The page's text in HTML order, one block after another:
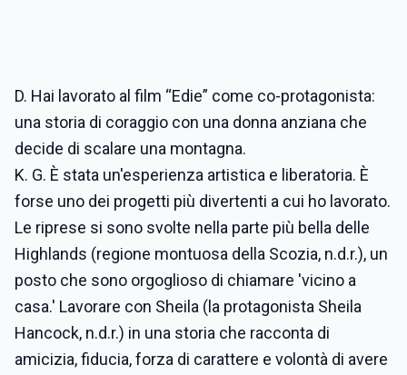
D. Hai lavorato al film “Edie” come co-protagonista:
una storia di coraggio con una donna anziana che
decide di scalare una montagna.
K. G. È stata un'esperienza artistica e liberatoria. È
forse uno dei progetti più divertenti a cui ho lavorato.
Le riprese si sono svolte nella parte più bella delle
Highlands (regione montuosa della Scozia, n.d.r.), un
posto che sono orgoglioso di chiamare 'vicino a
casa.' Lavorare con Sheila (la protagonista Sheila
Hancock, n.d.r.) in una storia che racconta di
amicizia, fiducia, forza di carattere e volontà di avere